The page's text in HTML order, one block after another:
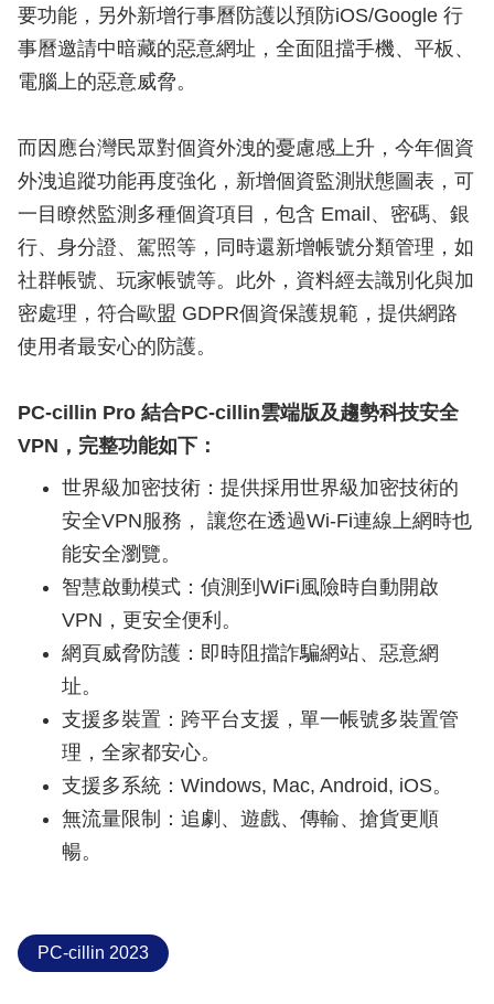
要功能，另外新增行事曆防護以預防iOS/Google 行
事曆邀請中暗藏的惡意網址，全面阻擋手機、平板、
電腦上的惡意威脅。
而因應台灣民眾對個資外洩的憂慮感上升，今年個資
外洩追蹤功能再度強化，新增個資監測狀態圖表，可
一目瞭然監測多種個資項目，包含 Email、密碼、銀
行、身分證、駕照等，同時還新增帳號分類管理，如
社群帳號、玩家帳號等。此外，資料經去識別化與加
密處理，符合歐盟 GDPR個資保護規範，提供網路
使用者最安心的防護。
PC-cillin Pro 結合PC-cillin雲端版及趨勢科技安全
VPN，完整功能如下：
世界級加密技術：提供採用世界級加密技術的
安全VPN服務， 讓您在透過Wi-Fi連線上網時也
能安全瀏覽。
智慧啟動模式：偵測到WiFi風險時自動開啟
VPN，更安全便利。
網頁威脅防護：即時阻擋詐騙網站、惡意網
址。
支援多裝置：跨平台支援，單一帳號多裝置管
理，全家都安心。
支援多系統：Windows, Mac, Android, iOS。
無流量限制：追劇、遊戲、傳輸、搶貨更順
暢。
PC-cillin 2023